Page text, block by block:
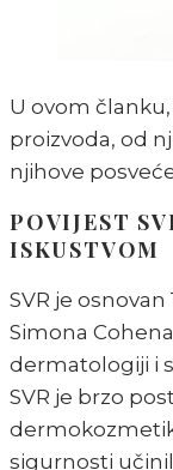
U ovom
proizvoda, od
njihove
POVIJEST
ISKUSTVOM
SVR je
Simona
dermatologiji i
SVR je brzo
sigurnosti